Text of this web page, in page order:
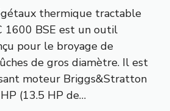
thermique tractable
1600 BSE est un outil
pour le broyage de
de gros diamètre. Il est
moteur Briggs&Stratton
(13.5 HP de…